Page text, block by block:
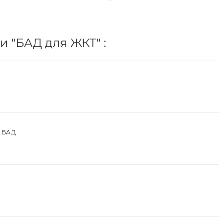
"БАД для ЖКТ" :
БАД